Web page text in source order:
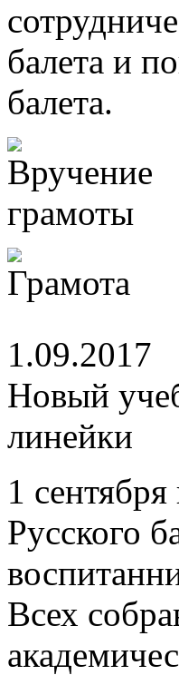
балета и
балета.
1.09.2017
Новый
линейки
1
Русского
Всех